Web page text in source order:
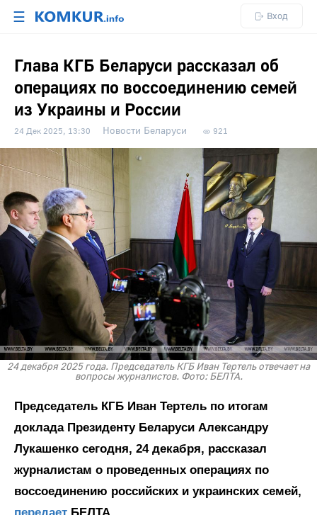
☰ Вход
Глава КГБ Беларуси рассказал об
операциях по воссоединению семей
из Украины и России
24 Дек 2025, 13:30 Новости Беларуси 921
24 декабря 2025 года. Председатель КГБ Иван Тертель отвечает на
вопросы журналистов. Фото: БЕЛТА.
Председатель КГБ Иван Тертель по итогам
доклада Президенту Беларуси Александру
Лукашенко сегодня, 24 декабря, рассказал
журналистам о проведенных операциях по
воссоединению российских и украинских семей,
передает БЕЛТА.